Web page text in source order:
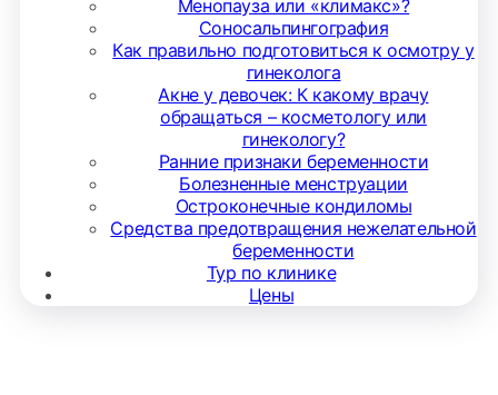
Менопауза или «климакс»?
Соносальпингография
Как правильно подготовиться к осмотру у
гинеколога
Акне у девочек: К какому врачу
обращаться – косметологу или
гинекологу?
Ранние признаки беременности
Болезненные менструации
Остроконечные кондиломы
Средства предотвращения нежелательной
беременности
Тур по клинике
Цены